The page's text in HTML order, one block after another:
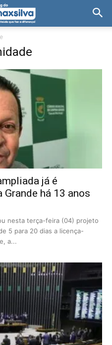
já é
há 13 anos
nesta terça-feira (04) projeto
5 para 20 dias a licença-
a...